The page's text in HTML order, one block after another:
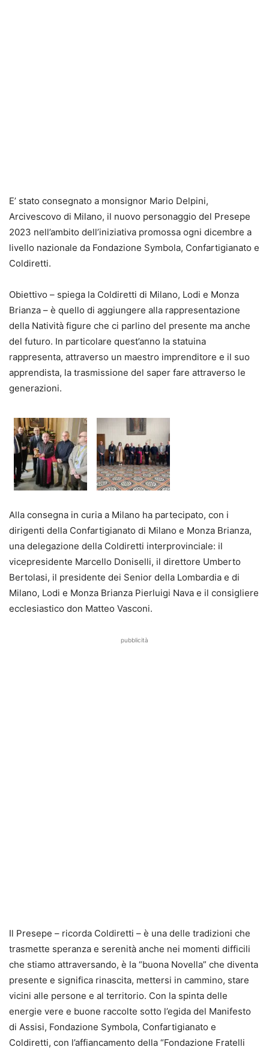
E’ stato consegnato a monsignor Mario Delpini,
Arcivescovo di Milano, il nuovo personaggio del Presepe
2023 nell’ambito dell’iniziativa promossa ogni dicembre a
livello nazionale da Fondazione Symbola, Confartigianato e
Coldiretti.
Obiettivo – spiega la Coldiretti di Milano, Lodi e Monza
Brianza – è quello di aggiungere alla rappresentazione
della Natività figure che ci parlino del presente ma anche
del futuro. In particolare quest’anno la statuina
rappresenta, attraverso un maestro imprenditore e il suo
apprendista, la trasmissione del saper fare attraverso le
generazioni.
Alla consegna in curia a Milano ha partecipato, con i
dirigenti della Confartigianato di Milano e Monza Brianza,
una delegazione della Coldiretti interprovinciale: il
vicepresidente Marcello Doniselli, il direttore Umberto
Bertolasi, il presidente dei Senior della Lombardia e di
Milano, Lodi e Monza Brianza Pierluigi Nava e il consigliere
ecclesiastico don Matteo Vasconi.
pubblicità
Il Presepe – ricorda Coldiretti – è una delle tradizioni che
trasmette speranza e serenità anche nei momenti difficili
che stiamo attraversando, è la “buona Novella” che diventa
presente e significa rinascita, mettersi in cammino, stare
vicini alle persone e al territorio. Con la spinta delle
energie vere e buone raccolte sotto l’egida del Manifesto
di Assisi, Fondazione Symbola, Confartigianato e
Coldiretti, con l’affiancamento della “Fondazione Fratelli